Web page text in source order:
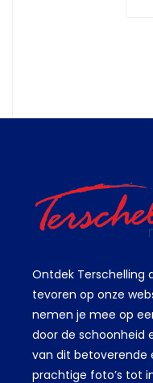
Ontdek Terschelling
tevoren op onze
nemen je mee op
door de schoonheid
van dit betoverende
prachtige foto’s tot